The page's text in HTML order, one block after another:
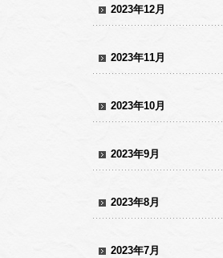
2023年12月
2023年11月
2023年10月
2023年9月
2023年8月
2023年7月